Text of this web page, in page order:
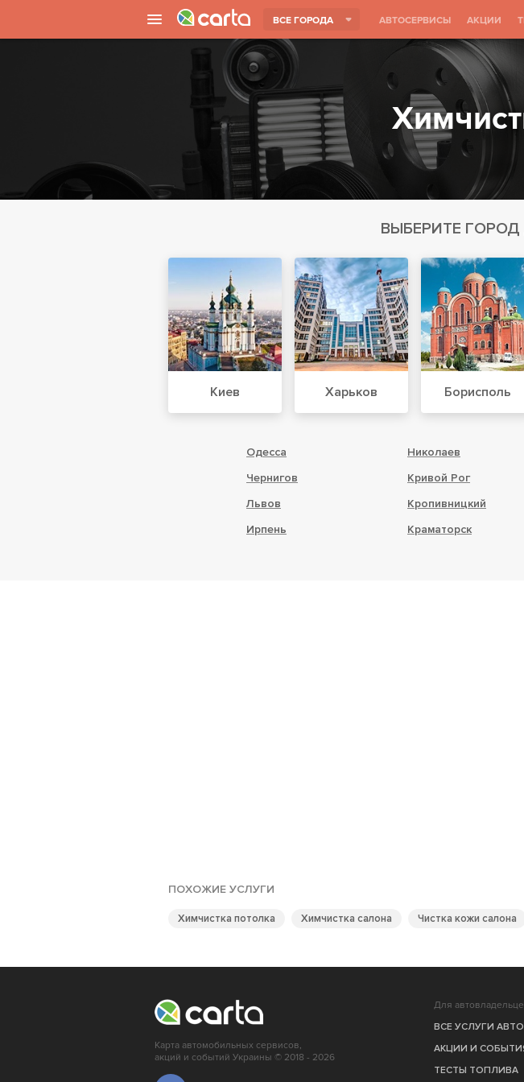
ВСЕ ГОРОДА АВТОСЕРВИСЫ АКЦИИ
ВЫБЕРИТЕ
Киев Харьков Борисполь
Одесса Николаев
Чернигов
Кривой Рог
Львов
Кропивницкий
Ирпень
Краматорск
ПОХОЖИЕ УСЛУГИ
Химчистка потолка Химчистка салона Чистка кожи салона
Карта автомобильных сервисов,
акций и событий Украины © 2018 - 2026
Для
ВСЕ УСЛУГИ
АКЦИИ И
ТЕСТЫ ТОПЛИВА